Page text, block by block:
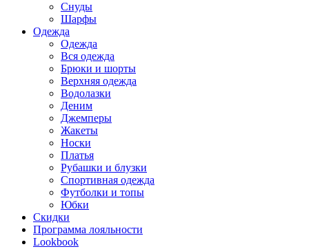
Снуды
Шарфы
Одежда
Одежда
Вся одежда
Брюки и шорты
Верхняя одежда
Водолазки
Деним
Джемперы
Жакеты
Носки
Платья
Рубашки и блузки
Спортивная одежда
Футболки и топы
Юбки
Скидки
Программа лояльности
Lookbook